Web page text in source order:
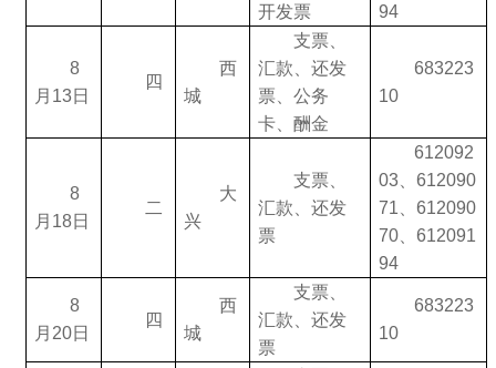
开发票
94
8
月13日
四
西
城
支票、
汇款、还发
票、公务
卡、酬金
683223
10
8
月18日
二
大
兴
支票、
汇款、还发
票
612092
03、612090
71、612090
70、612091
94
8
月20日
四
西
城
支票、
汇款、还发
票
683223
10